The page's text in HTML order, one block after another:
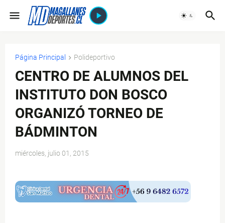
Página Principal Polideportivo
CENTRO DE ALUMNOS DEL
INSTITUTO DON BOSCO
ORGANIZÓ TORNEO DE
BÁDMINTON
miércoles, julio 01, 2015